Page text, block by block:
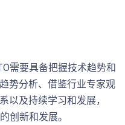
需要具备把握技术趋势和
势分析、借鉴行业专家观
以及持续学习和发展，
创新和发展。